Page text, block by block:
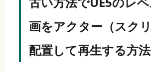
画をアクター（スク
配置して再生する方法